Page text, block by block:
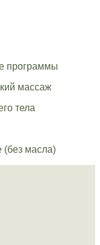
программы
массаж
тела
(без масла)